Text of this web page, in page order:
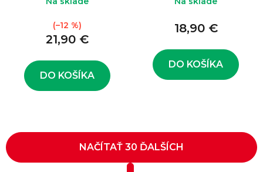
21,90 €
(–12 %)
DO KOŠÍKA
18,90 €
DO KOŠÍKA
NAČÍTAŤ 30 ĎALŠÍCH
S